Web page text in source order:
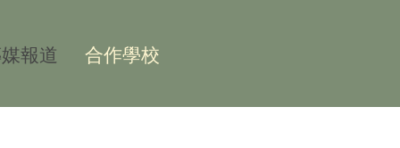
報道 合作學校